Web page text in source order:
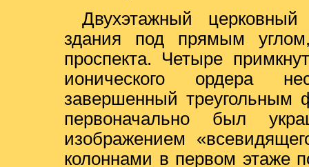
Двухэтажный
здания под прямым
проспекта. Четыре
ионического ордера
завершенный треугольным
первоначально был
изображением
колоннами в первом этаже